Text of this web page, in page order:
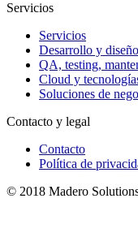
Servicios
Servicios
Desarrollo y
QA, testing,
Cloud y
Soluciones de
Contacto y legal
Contacto
Política de
© 2018 Madero